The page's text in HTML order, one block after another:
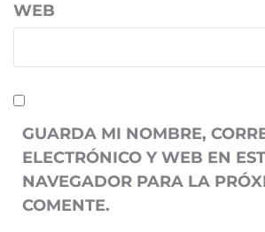
WEB
GUARDA MI NOMBRE,
ELECTRÓNICO Y WEB EN
NAVEGADOR PARA LA
COMENTE.